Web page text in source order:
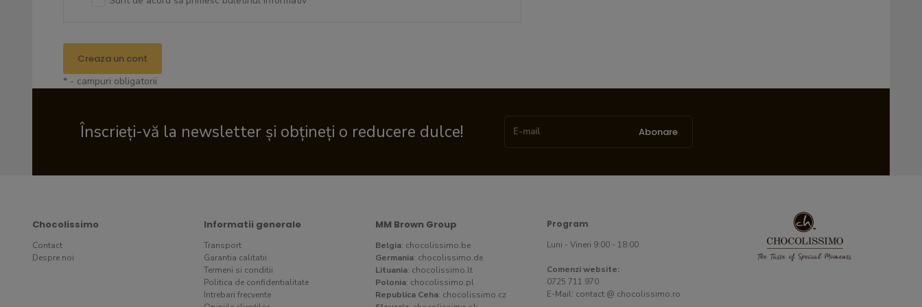
Creaza un cont
* - campuri obligatorii
Înscrieți-vă la newsletter și obțineți o reducere dulce! Abonare
Chocolissimo
Contact
Despre noi
Informatii generale
Transport
Garantia calitatii
Termeni si conditii
Politica de confidentialitate
Intrebari frecvente
MM Brown Group
Belgia: chocolissimo.be
Germania: chocolissimo.de
Lituania: chocolissimo.lt
Polonia: chocolissimo.pl
Republica Ceha: chocolissimo.cz
Program
Luni - Vineri 9:00 - 18:00
Comenzi website:
0725 711 970
E-Mail: contact @ chocolissimo.ro